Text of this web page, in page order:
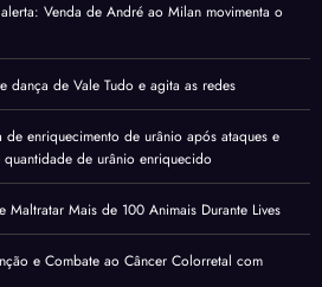
Venda de André ao Milan movimenta o
dança de Vale Tudo e agita as redes
de enriquecimento de urânio após ataques e
de urânio enriquecido
Maltratar Mais de 100 Animais Durante Lives
e Combate ao Câncer Colorretal com